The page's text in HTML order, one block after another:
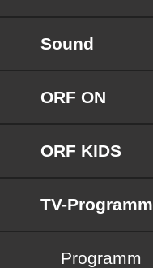
Sound
ORF ON
ORF KIDS
TV-Programm
Programm